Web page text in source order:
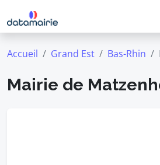
Accueil Grand Est Bas-Rhin
Mairie de